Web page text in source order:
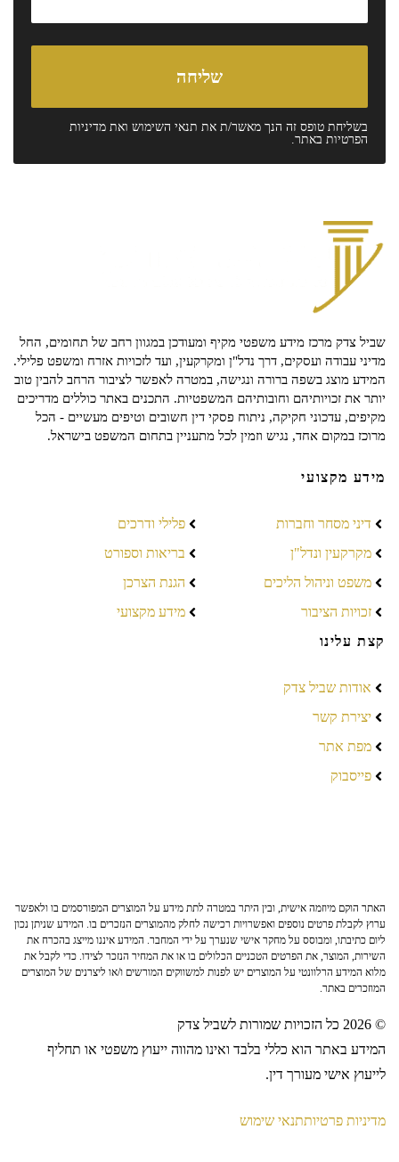
בשליחת טופס זה הנך מאשר/ת את תנאי השימוש ואת מדיניות
הפרטיות באתר.
שביל צדק מרכז מידע משפטי מקיף ומעודכן במגוון רחב של תחומים, החל
מדיני עבודה ועסקים, דרך נדל"ן ומקרקעין, ועד לזכויות אזרח ומשפט פלילי.
המידע מוצג בשפה ברורה ונגישה, במטרה לאפשר לציבור הרחב להבין טוב
יותר את זכויותיהם וחובותיהם המשפטיות. התכנים באתר כוללים מדריכים
מקיפים, עדכוני חקיקה, ניתוח פסקי דין חשובים וטיפים מעשיים - הכל
מרוכז במקום אחד, נגיש וזמין לכל מתעניין בתחום המשפט בישראל.
מידע מקצועי
דיני מסחר וחברות
מקרקעין ונדל"ן
משפט וניהול הליכים
זכויות הציבור
פלילי ודרכים
בריאות וספורט
הגנת הצרכן
מידע מקצועי
קצת עלינו
אודות שביל צדק
יצירת קשר
מפת אתר
פייסבוק
האתר הוקם מיוזמה אישית, ובין היתר במטרה לתת מידע על המוצרים המפורסמים בו ולאפשר
ערוץ לקבלת פרטים נוספים ואפשרויות רכישה לחלק מהמוצרים הנזכרים בו. המידע שניתן נכון
ליום כתיבתו, ומבוסס על מחקר אישי שנערך על ידי המחבר. המידע איננו מייצג בהכרח את
השירות, המוצר, את הפרטים הטכניים הכלולים בו או את המחיר הנזכר לצידו. כדי לקבל את
מלוא המידע הרלוונטי על המוצרים יש לפנות למשווקים המורשים ו/או ליצרנים של המוצרים
המוזכרים באתר.
© 2026 כל הזכויות שמורות לשביל צדק
המידע באתר הוא כללי בלבד ואינו מהווה ייעוץ משפטי או תחליף
לייעוץ אישי מעורך דין.
מדיניות פרטיותתנאי שימוש